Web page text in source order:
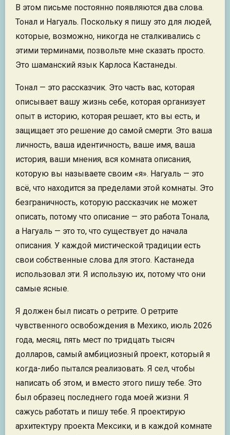
В этом письме постоянно появляются два слова.
Тонал и Нагуаль. Поскольку я пишу это для людей,
которые, возможно, никогда не сталкивались с
этими терминами, позвольте мне сказать просто.
Это шаманский язык Карлоса Кастанеды.
Тонал — это рассказчик. Это часть вас, которая
описывает вашу жизнь себе, которая организует
опыт в историю, которая решает, кто вы есть, и
защищает это решение до самой смерти. Это ваша
личность, ваша идентичность, ваше имя, ваша
история, ваши мнения, вся комната описания,
которую вы называете своим «я». Нагуаль — это
всё, что находится за пределами этой комнаты. Это
безграничность, которую рассказчик не может
описать, потому что описание — это работа Тонала,
а Нагуаль — это то, что существует до начала
описания. У каждой мистической традиции есть
свои собственные слова для этого. Кастанеда
использовал эти. Я использую их, потому что они
самые ясные.
Я должен был писать о ретрите. О ретрите
чувственного освобождения в Мехико, июль 2026
года, месяц, пять мест по тридцать тысяч
долларов, самый амбициозный проект, который я
когда-либо пытался реализовать. Я сел, чтобы
написать об этом, и вместо этого пишу тебе. Это
был образец последнего года моей жизни. Я
сажусь работать и пишу тебе. Я проектирую
архитектуру проекта Мексики, и в каждой комнате